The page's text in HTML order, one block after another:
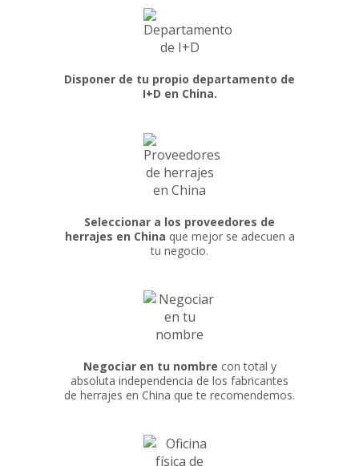
Disponer de tu propio departamento de
I+D en China.
Seleccionar a los proveedores de
herrajes en China que mejor se adecuen a
tu negocio.
Negociar en tu nombre con total y
absoluta independencia de los fabricantes
de herrajes en China que te recomendemos.